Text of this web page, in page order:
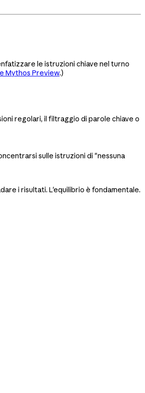
le istruzioni chiave nel turno
Mythos Preview.)
regolari, il filtraggio di parole chiave o
sulle istruzioni di "nessuna
i risultati. L'equilibrio è fondamentale.